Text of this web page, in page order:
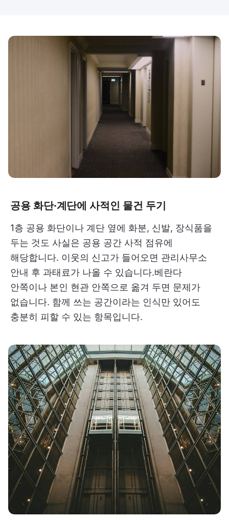
공용 화단·계단에 사적인 물건 두기
1층 공용 화단이나 계단 옆에 화분, 신발, 장식품을
두는 것도 사실은 공용 공간 사적 점유에
해당합니다. 이웃의 신고가 들어오면 관리사무소
안내 후 과태료가 나올 수 있습니다.베란다
안쪽이나 본인 현관 안쪽으로 옮겨 두면 문제가
없습니다. 함께 쓰는 공간이라는 인식만 있어도
충분히 피할 수 있는 항목입니다.